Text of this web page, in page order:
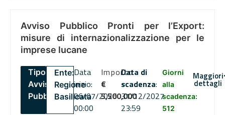
Avviso Pubblico Pronti per l’Export:
misure di internazionalizzazione per le
imprese lucane
Tipo:
Avviso
Pubblico
Ente:
Regione
Basilicata
Data
inizio:
06/07/2026
00:00
Importo
€
5,500,000
Data di
scadenza:
31/12/2027
23:59
Giorni
alla
scadenza:
512
Maggiori
dettagli